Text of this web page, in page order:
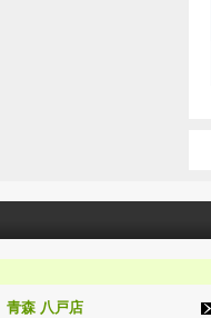
青森 八戸店